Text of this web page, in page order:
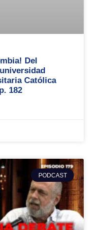
Del
Católica
182
PODCAST